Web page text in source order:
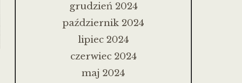
grudzień 2024
październik 2024
lipiec 2024
czerwiec 2024
maj 2024